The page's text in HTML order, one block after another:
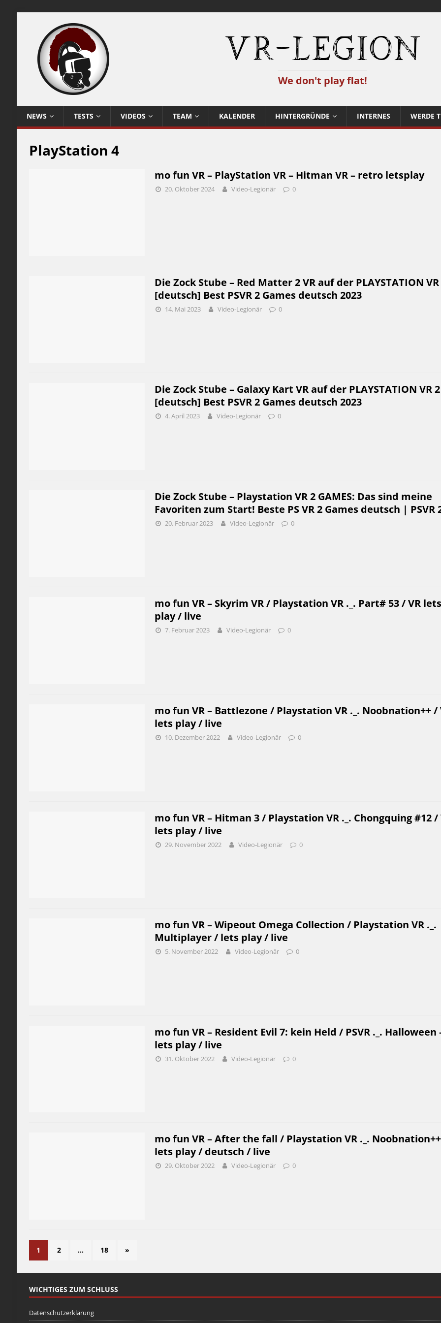
VR-Legion
We don't play flat!
NEWS TESTS VIDEOS TEAM KALENDER HINTERGRÜNDE INTERNES WERDE
PlayStation 4
mo fun VR – PlayStation VR – Hitman VR – retro letsplay
20. Oktober 2024 Video-Legionär 0
Die Zock Stube – Red Matter 2 VR auf der PLAYSTATION VR
[deutsch] Best PSVR 2 Games deutsch 2023
14. Mai 2023 Video-Legionär 0
Die Zock Stube – Galaxy Kart VR auf der PLAYSTATION VR 2
[deutsch] Best PSVR 2 Games deutsch 2023
4. April 2023 Video-Legionär 0
Die Zock Stube – Playstation VR 2 GAMES: Das sind meine
Favoriten zum Start! Beste PS VR 2 Games deutsch | PSVR
20. Februar 2023 Video-Legionär 0
mo fun VR – Skyrim VR / Playstation VR ._. Part# 53 / VR lets
play / live
7. Februar 2023 Video-Legionär 0
mo fun VR – Battlezone / Playstation VR ._. Noobnation++ /
lets play / live
10. Dezember 2022 Video-Legionär 0
mo fun VR – Hitman 3 / Playstation VR ._. Chongquing #12 /
lets play / live
29. November 2022 Video-Legionär 0
mo fun VR – Wipeout Omega Collection / Playstation VR ._.
Multiplayer / lets play / live
5. November 2022 Video-Legionär 0
mo fun VR – Resident Evil 7: kein Held / PSVR ._. Halloween
lets play / live
31. Oktober 2022 Video-Legionär 0
mo fun VR – After the fall / Playstation VR ._.
lets play / deutsch / live
29. Oktober 2022 Video-Legionär 0
1 2 … 18 »
WICHTIGES ZUM SCHLUSS
Datenschutzerklärung